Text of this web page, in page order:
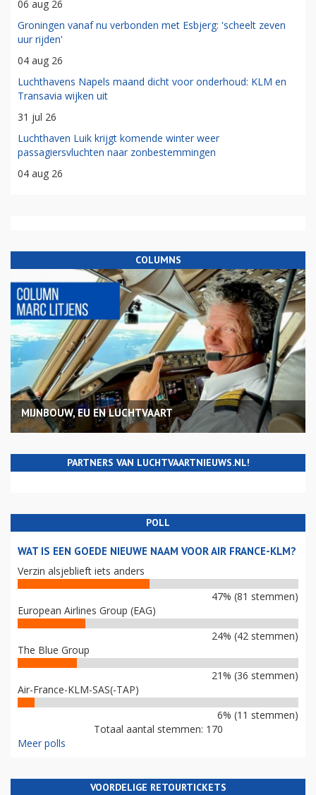
06 aug 26
Groningen vanaf nu verbonden met Esbjerg: 'scheelt zeven
uur rijden'
04 aug 26
Luchthavens Napels maand dicht voor onderhoud: KLM en
Transavia wijken uit
31 jul 26
Luchthaven Luik krijgt komende winter weer
passagiersvluchten naar zonbestemmingen
04 aug 26
COLUMNS
MIJNBOUW, EU EN LUCHTVAART
PARTNERS VAN LUCHTVAARTNIEUWS.NL!
POLL
WAT IS EEN GOEDE NIEUWE NAAM VOOR AIR FRANCE-KLM?
Verzin alsjeblieft iets anders
47% (81 stemmen)
European Airlines Group (EAG)
24% (42 stemmen)
The Blue Group
21% (36 stemmen)
Air-France-KLM-SAS(-TAP)
6% (11 stemmen)
Totaal aantal stemmen: 170
Meer polls
VOORDELIGE RETOURTICKETS